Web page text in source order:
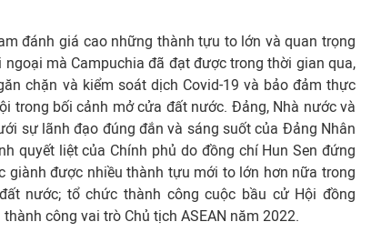
đánh giá cao những thành tựu to lớn và quan trọng
mà Campuchia đã đạt được trong thời gian qua,
chặn và kiểm soát dịch Covid-19 và bảo đảm thực
trong bối cảnh mở cửa đất nước. Ðảng, Nhà nước và
sự lãnh đạo đúng đắn và sáng suốt của Ðảng Nhân
quyết liệt của Chính phủ do đồng chí Hun Sen đứng
giành được nhiều thành tựu mới to lớn hơn nữa trong
nước; tổ chức thành công cuộc bầu cử Hội đồng
công vai trò Chủ tịch ASEAN năm 2022.